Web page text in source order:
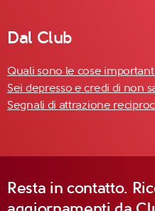
Dal Club
Quali sono le cose
Sei depresso e credi di non
Segnali di attrazione
Resta in contatto.